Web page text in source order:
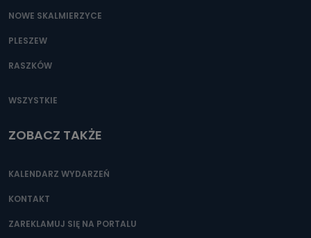
NOWE SKALMIERZYCE
PLESZEW
RASZKÓW
WSZYSTKIE
ZOBACZ TAKŻE
KALENDARZ WYDARZEŃ
KONTAKT
ZAREKLAMUJ SIĘ NA PORTALU